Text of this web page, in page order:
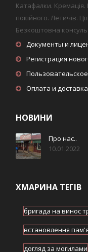
Катафалки. Кремація.
покійного. Летичів.
Безкоштовна
Документы и
Регистрация
Оплата и доставка
НОВИНИ
Про нас..
10.01.2022
ХМАРИНА ТЕГІВ
бригада на винос
встановлення
догляд за могилами